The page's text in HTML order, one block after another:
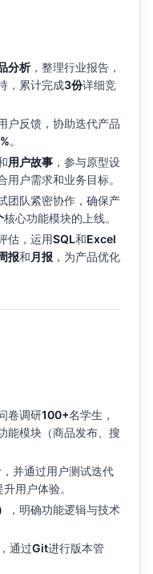
分析，整理行业报告，
，累计完成3份详细竞
户反馈，协助迭代产品
。
用户故事 ，参与原型设
户需求和业务目标。
团队紧密协作，确保产
核心功能模块的上线。
估，运用SQL和Excel
报和 月报 ，为产品优化
卷调研100+名学生，
能模块（商品发布、搜
并通过用户测试迭代
用户体验。
，明确功能逻辑与技术
通过Git进行版本管